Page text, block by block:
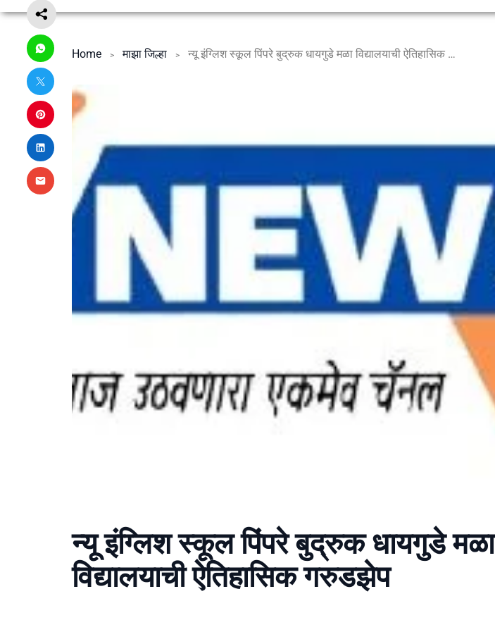
Home माझा जिल्हा न्यू इंग्लिश स्कूल पिंपरे बुद्रुक धायगुडे मळा विद्यालयाची ऐतिहासिक गरुडझेप
न्यू इंग्लिश स्कूल पिंपरे बुद्रुक धायगुडे मळा
विद्यालयाची ऐतिहासिक गरुडझेप